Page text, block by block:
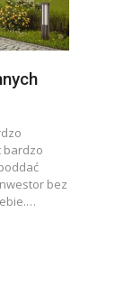
bardzo
bez